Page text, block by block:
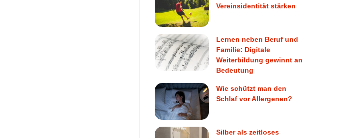
Vereinsidentität stärken
Lernen neben Beruf und
Familie: Digitale
Weiterbildung gewinnt an
Bedeutung
Wie schützt man den
Schlaf vor Allergenen?
Silber als zeitloses